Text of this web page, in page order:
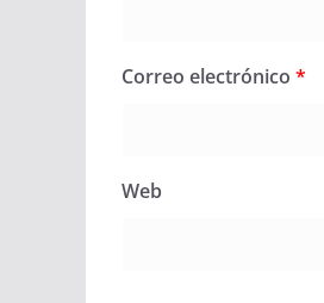
Correo electrónico *
Web